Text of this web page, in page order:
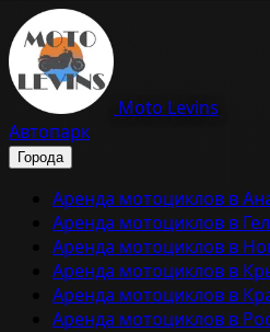
Moto Levins
Автопарк
Города
Аренда мотоциклов в
Аренда мотоциклов в
Аренда мотоциклов в
Аренда мотоциклов в
Аренда мотоциклов в
Аренда мотоциклов в